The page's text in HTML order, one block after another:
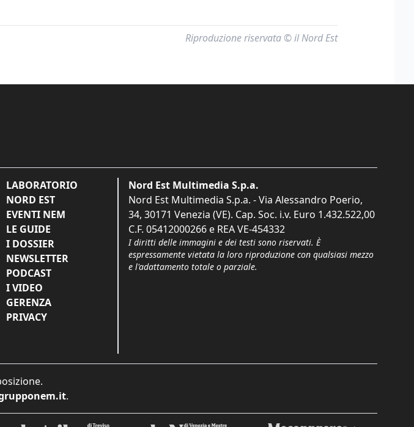
Riproduzione riservata © il Nord Est
LABORATORIO
NORD EST
EVENTI NEM
LE GUIDE
I DOSSIER
NEWSLETTER
PODCAST
I VIDEO
GERENZA
PRIVACY
Nord Est Multimedia S.p.a.
Nord Est Multimedia S.p.a. - Via Alessandro Poerio,
34, 30171 Venezia (VE). Cap. Soc. i.v. Euro 1.432.522,00
C.F. 05412000266 e REA VE-454332
I diritti delle immagini e dei testi sono riservati. È
espressamente vietata la loro riproduzione con qualsiasi mezzo
e l'adattamento totale o parziale.
.